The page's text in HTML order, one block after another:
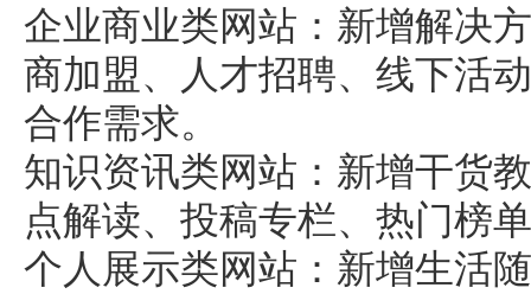
企业商业类网站：新增解决
商加盟、人才招聘、线下活
合作需求。
知识资讯类网站：新增干货
点解读、投稿专栏、热门榜
个人展示类网站 ：新增生活